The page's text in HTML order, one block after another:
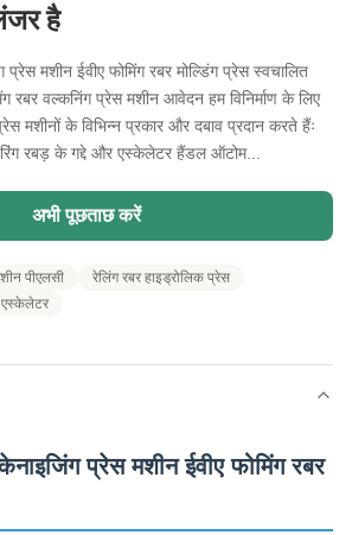
है
मशीन ईवीए फोमिंग रबर मोल्डिंग प्रेस स्वचालित
रबर वल्कनिंग प्रेस मशीन आवेदन हम विनिर्माण के लिए
मशीनों के विभिन्न प्रकार और दबाव प्रदान करते हैंः
रबड़ के गद्दे और एस्केलेटर हैंडल ऑटोम...
अभी पूछताछ करें
पीएलसी
रेलिंग रबर हाइड्रोलिक प्रेस
एस्केलेटर
प्रेस मशीन ईवीए फोमिंग रबर